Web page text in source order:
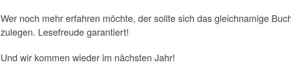
Wer noch mehr erfahren möchte, der sollte sich das gleichnamige
zulegen. Lesefreude garantiert!
Und wir kommen wieder im nächsten Jahr!